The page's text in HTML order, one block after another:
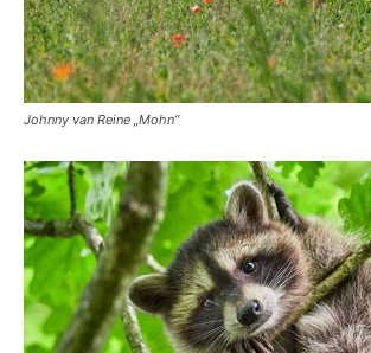
Johnny van Reine „Mohn“